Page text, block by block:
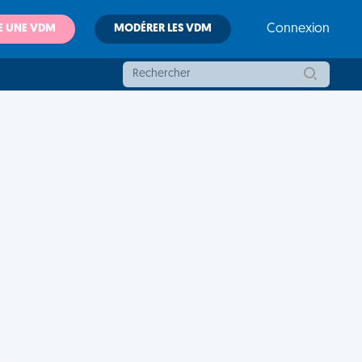
UNE VDM MODÉRER LES VDM Connexion